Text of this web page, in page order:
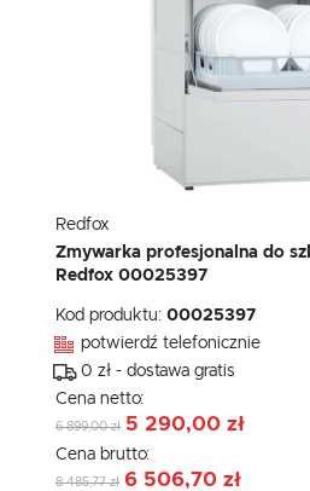
Redfox
Zmywarka profesjonalna do
Redfox 00025397
Kod produktu: 00025397
potwierdź telefonicznie
0 zł - dostawa gratis
Cena netto:
6 899,00 zł 5 290,00 zł
Cena brutto:
8 485,77 zł 6 506,70 zł